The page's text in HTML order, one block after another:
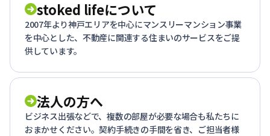
stoked lifeについて
2007年より神戸エリアを中心にマンスリーマンション事業
を中心とした、不動産に関連する住まいのサービスをご提
供しています。
法人の方へ
ビジネス出張などで、複数の部屋が必要な場合も私たちに
おまかせください。契約手続きの手間を省き、ご担当者様